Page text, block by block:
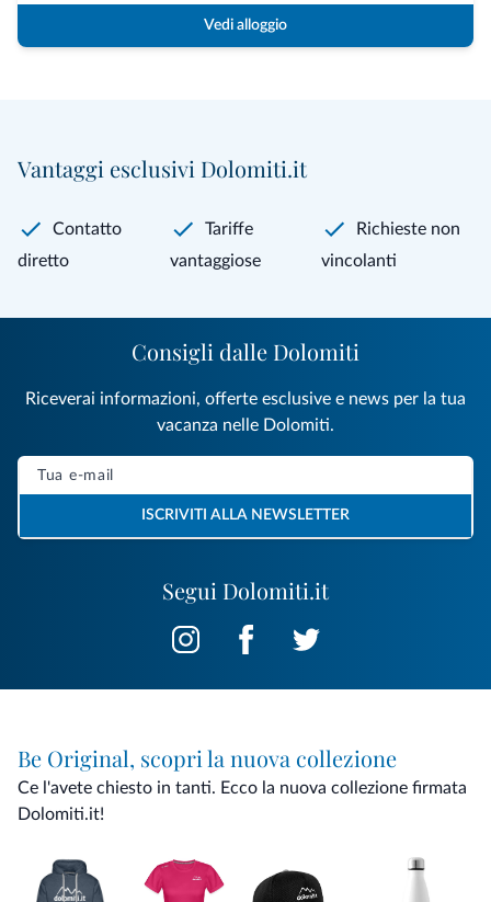
Vedi alloggio
Vantaggi esclusivi Dolomiti.it
Contatto
diretto
Tariffe
vantaggiose
Richieste non
vincolanti
Segui Dolomiti.it
Consigli dalle Dolomiti
Riceverai informazioni, offerte esclusive e news per la tua
vacanza nelle Dolomiti.
ISCRIVITI ALLA NEWSLETTER
Be Original, scopri la nuova collezione
Ce l'avete chiesto in tanti. Ecco la nuova collezione firmata
Dolomiti.it!